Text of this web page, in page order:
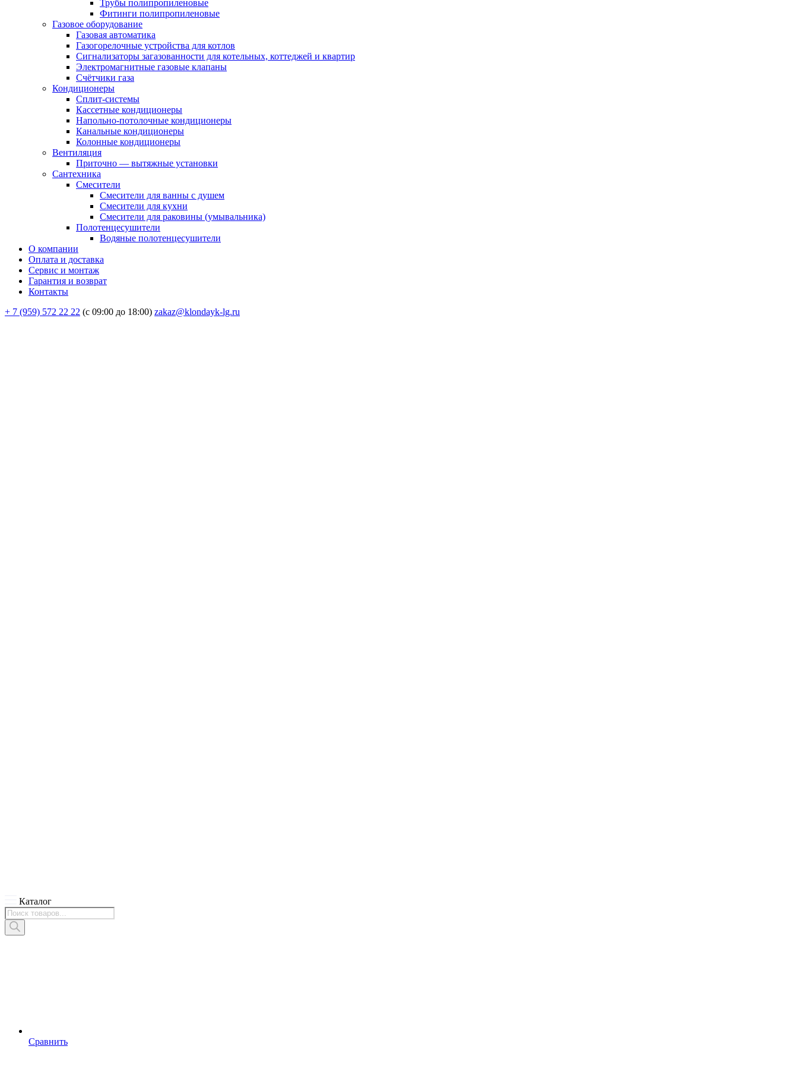
Трубы полипропиленовые
Фитинги полипропиленовые
Газовое оборудование
Газовая автоматика
Газогорелочные устройства для котлов
Сигнализаторы загазованности для котельных, коттеджей и квартир
Электромагнитные газовые клапаны
Счётчики газа
Кондиционеры
Сплит-системы
Кассетные кондиционеры
Напольно-потолочные кондиционеры
Канальные кондиционеры
Колонные кондиционеры
Вентиляция
Приточно — вытяжные установки
Сантехника
Смесители
Смесители для ванны с душем
Смесители для кухни
Смесители для раковины (умывальника)
Полотенцесушители
Водяные полотенцесушители
О компании
Оплата и доставка
Сервис и монтаж
Гарантия и возврат
Контакты
+ 7 (959) 572 22 22 (с 09:00 до 18:00) zakaz@klondayk-lg.ru
Каталог
Поиск
товаров
Сравнить